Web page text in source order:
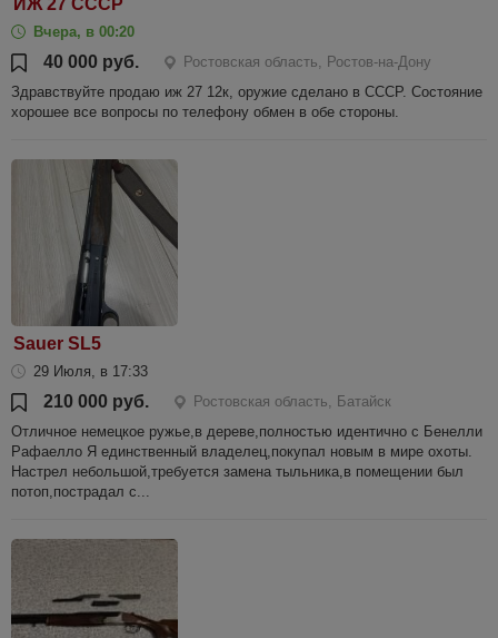
ИЖ 27 СССР
Вчера, в 00:20
40 000 руб.
Ростовская область, Ростов-на-Дону
Здравствуйте продаю иж 27 12к, оружие сделано в СССР. Состояние
хорошее все вопросы по телефону обмен в обе стороны.
Sauer SL5
29 Июля, в 17:33
210 000 руб.
Ростовская область, Батайск
Отличное немецкое ружье,в дереве,полностью идентично с Бенелли
Рафаелло Я единственный владелец,покупал новым в мире охоты.
Настрел небольшой,требуется замена тыльника,в помещении был
потоп,пострадал с...